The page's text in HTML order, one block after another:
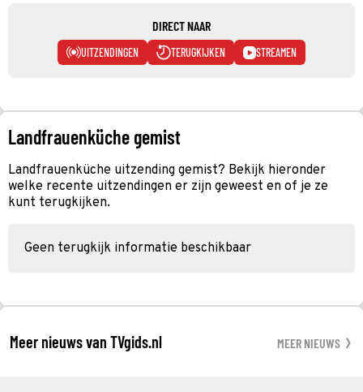
DIRECT NAAR
UITZENDINGEN TERUGKIJKEN STREAMEN
Landfrauenküche gemist
Landfrauenküche uitzending gemist? Bekijk hieronder
welke recente uitzendingen er zijn geweest en of je ze
kunt terugkijken.
Geen terugkijk informatie beschikbaar
Meer nieuws van TVgids.nl MEER NIEUWS